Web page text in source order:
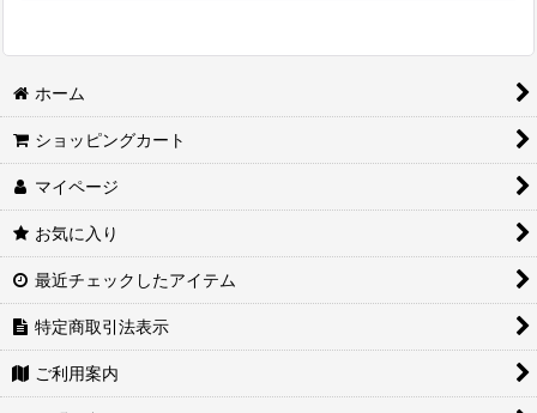
ホーム
ショッピングカート
マイページ
お気に入り
最近チェックしたアイテム
特定商取引法表示
ご利用案内